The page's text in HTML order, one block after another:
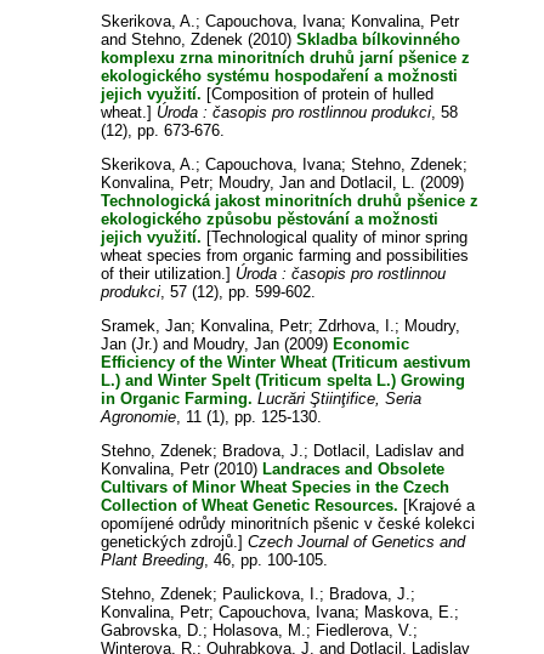
Skerikova, A.;Capouchova, Ivana; Konvalina, Petr
andStehno, Zdenek (2010)Skladba bílkovinného
komplexu zrna minoritních druhů jarní pšenice z
ekologického systému hospodaření a možnosti
jejich využití. [Composition of protein of hulled
wheat.] Úroda : časopis pro rostlinnou produkci, 58
(12), pp. 673-676.
Skerikova, A.;Capouchova, Ivana;Stehno, Zdenek;
Konvalina, Petr; Moudry, Jan and Dotlacil, L. (2009)
Technologická jakost minoritních druhů pšenice z
ekologického způsobu pěstování a možnosti
jejich využití. [Technological quality of minor spring
wheat species from organic farming and possibilities
of their utilization.] Úroda : časopis pro rostlinnou
produkci, 57 (12), pp. 599-602.
Sramek, Jan; Konvalina, Petr;Zdrhova, I.; Moudry,
Jan (Jr.) and Moudry, Jan (2009) Economic
Efficiency of the Winter Wheat (Triticum aestivum
L.) and Winter Spelt (Triticum spelta L.) Growing
in Organic Farming. Lucrări Ştiinţifice, Seria
Agronomie, 11 (1), pp. 125-130.
Stehno, Zdenek; Bradova, J.; Dotlacil, Ladislav and
Konvalina, Petr(2010) Landraces and Obsolete
Cultivars of Minor Wheat Species in the Czech
Collection of Wheat Genetic Resources. [Krajové a
opomíjené odrůdy minoritních pšenic v české kolekci
genetických zdrojů.]Czech Journal of Genetics and
Plant Breeding, 46, pp. 100-105.
Stehno, Zdenek; Paulickova, I.; Bradova, J.;
Konvalina, Petr;Capouchova, Ivana; Maskova, E.;
Gabrovska, D.; Holasova, M.; Fiedlerova, V.;
Winterova, R.;Ouhrabkova, J. and Dotlacil, Ladislav